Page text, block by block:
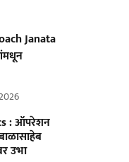
Janata
: ऑपरेशन
उभा